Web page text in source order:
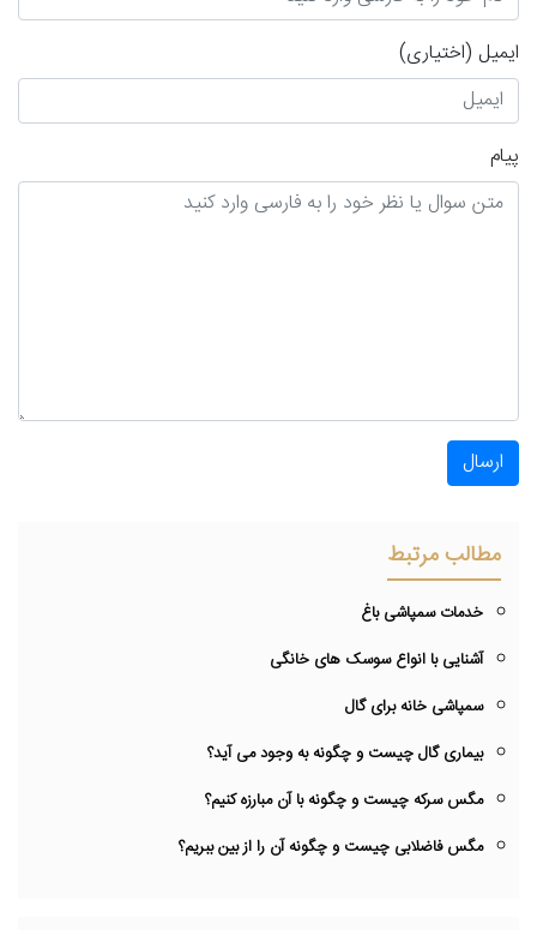
ایمیل (اختیاری)
پیام
ارسال
مطالب مرتبط
خدمات سمپاشی باغ
آشنایی با انواع سوسک های خانگی
سمپاشی خانه برای گال
بیماری گال چیست و چگونه به وجود می آید؟
مگس سرکه چیست و چگونه با آن مبارزه کنیم؟
مگس فاضلابی چیست و چگونه آن را از بین ببریم؟